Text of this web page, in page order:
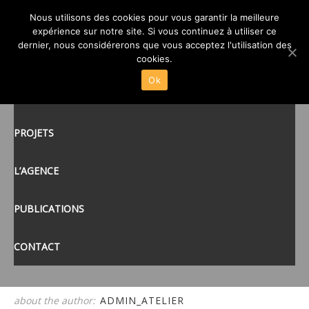
PROJETS
L’AGENCE
PUBLICATIONS
CONTACT
BANDEAU
posté le 22 DÉC 2014/
about the author: ADMIN_ATELIER
Nous utilisons des cookies pour vous garantir la meilleure
expérience sur notre site. Si vous continuez à utiliser ce
dernier, nous considérerons que vous acceptez l'utilisation des
cookies.
Ok